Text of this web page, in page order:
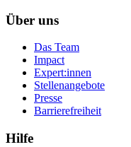
Über uns
Das Team
Impact
Expert:innen
Stellenangebote
Presse
Barrierefreiheit
Hilfe